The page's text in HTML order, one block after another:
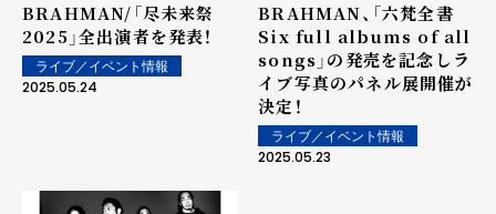
BRAHMAN/「尽未来祭
2025」全出演者を発表！
ライブ／イベント情報
2025.05.24
BRAHMAN、「六梵全書
Six full albums of all
songs」の発売を記念しラ
イブ写真のパネル展開催が
決定！
ライブ／イベント情報
2025.05.23